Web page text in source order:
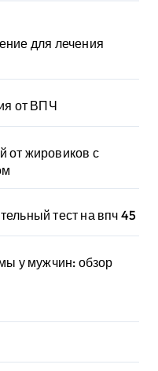
для лечения
от ВПЧ
от жировиков с
тест на впч 45
у мужчин: обзор